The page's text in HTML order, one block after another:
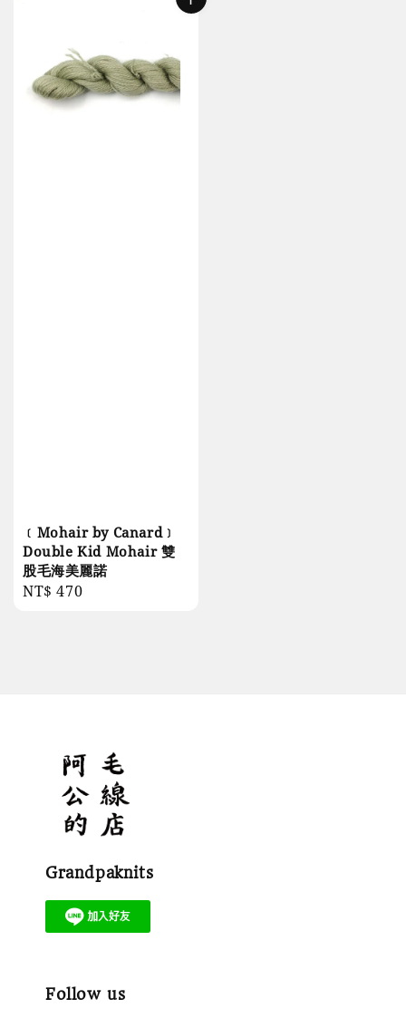
﹝Mohair by Canard﹞
Double Kid Mohair 雙
股毛海美麗諾
Regular
NT$ 470
Grandpaknits
Follow us